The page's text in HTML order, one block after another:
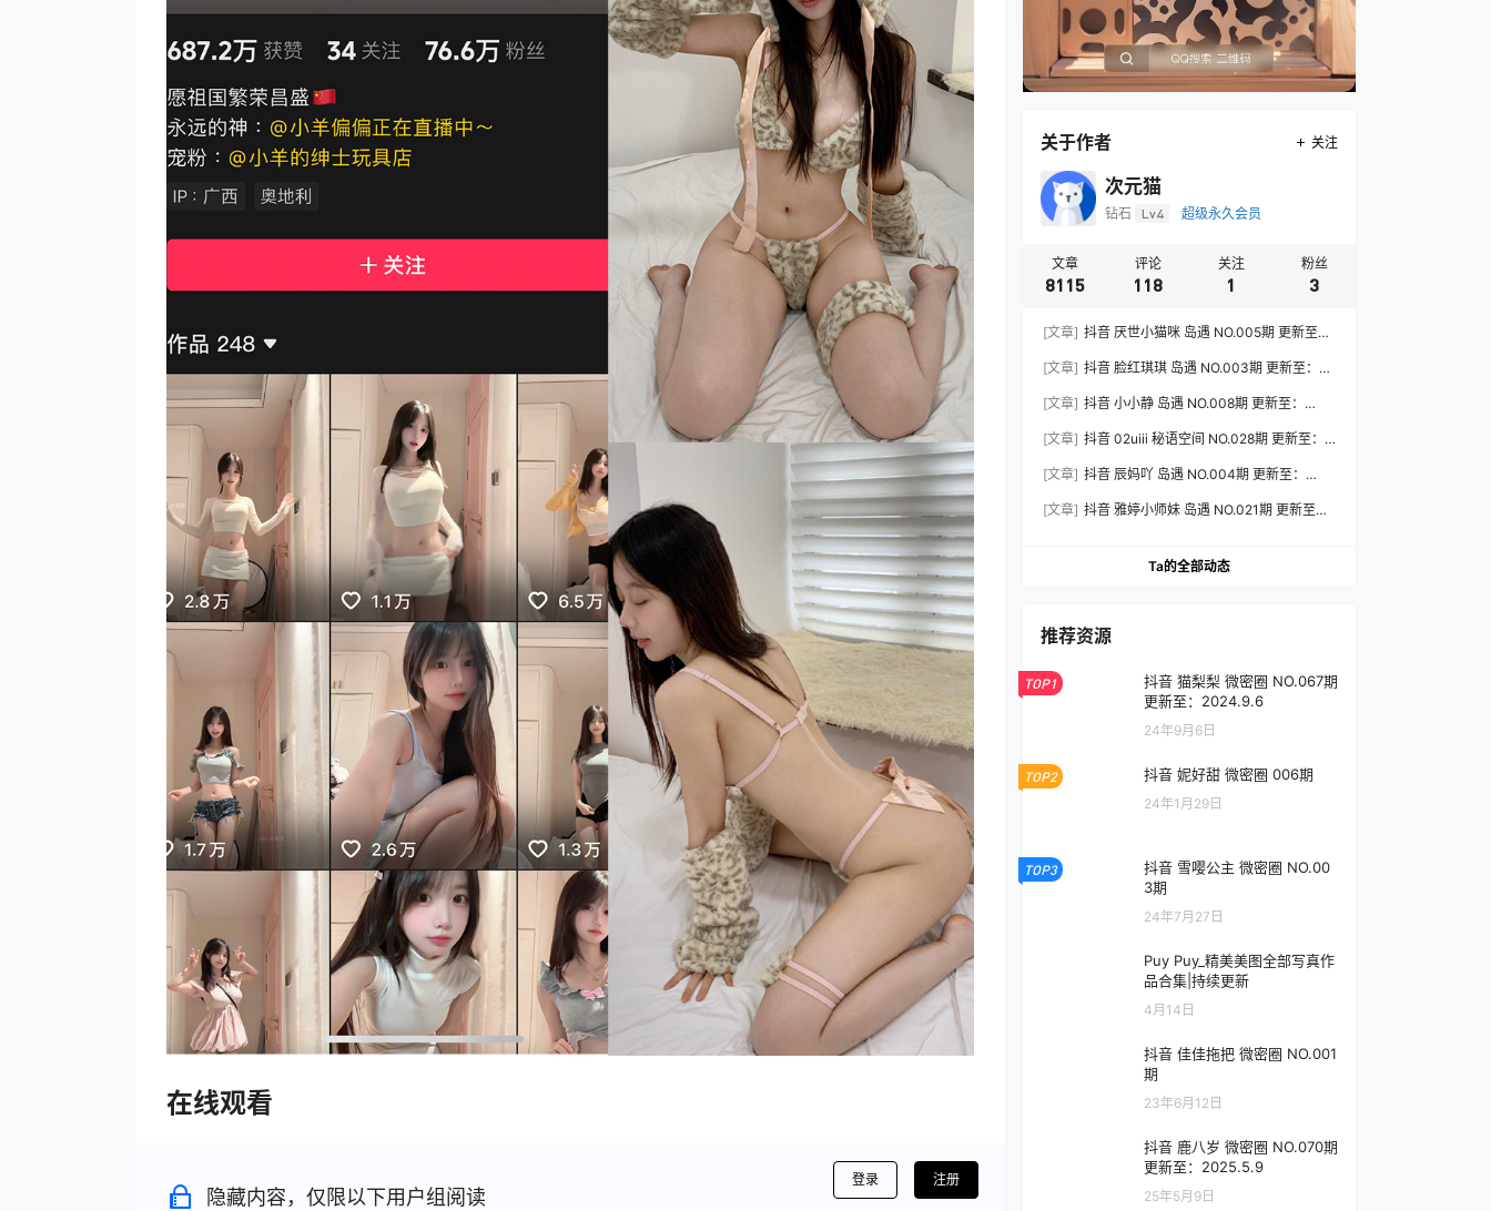
在线观看
隐藏内容，仅限以下用户组阅读
登录 注册
关于作者 关注
次元猫
钻石 Lv4 超级永久会员
文章
8115
评论
118
关注
1
粉丝
3
[文章] 抖音 厌世小猫咪 岛遇 NO.005期 更新至：
[文章] 抖音 脸红琪琪 岛遇 NO.003期 更新至：
[文章] 抖音 小小静 岛遇 NO.008期 更新至：
[文章] 抖音 02uiii 秘语空间 NO.028期 更新至：
[文章] 抖音 辰妈吖 岛遇 NO.004期 更新至：
[文章] 抖音 雅婷小师妹 岛遇 NO.021期 更新至：
Ta的全部动态
推荐资源
TOP1
抖音 猫梨梨 微密圈 NO.067期
更新至：2024.9.6
24年9月6日
TOP2 抖音 妮好甜 微密圈 006期
24年1月29日
TOP3
抖音 雪嘤公主 微密圈 NO.00
3期
24年7月27日
Puy Puy_精美美图全部写真作
品合集|持续更新
4月14日
抖音 佳佳拖把 微密圈 NO.001
期
23年6月12日
抖音 鹿八岁 微密圈 NO.070期
更新至：2025.5.9
25年5月9日